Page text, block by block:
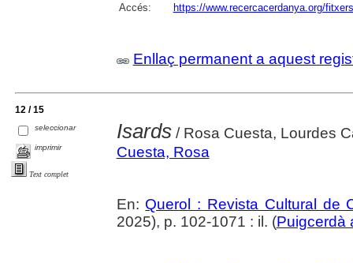
Accés:
https://www.recercacerdanya.org/
Enllaç permanent a aquest
12 / 15
seleccionar
imprimir
Text complet
Isards/ Rosa Cuesta, Lourdes
Cuesta, Rosa
En: Querol : Revista Cultural de
2025), p. 102-1071 : il. (Puigcerdà